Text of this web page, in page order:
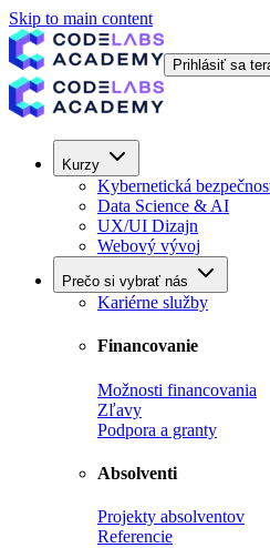
Skip to main content
Prihlásiť sa
Kurzy
Kybernetická
Data Science & AI
UX/UI Dizajn
Webový vývoj
Prečo si vybrať nás
Kariérne služby
Financovanie
Možnosti financovania
Zľavy
Podpora a granty
Absolventi
Projekty absolventov
Referencie